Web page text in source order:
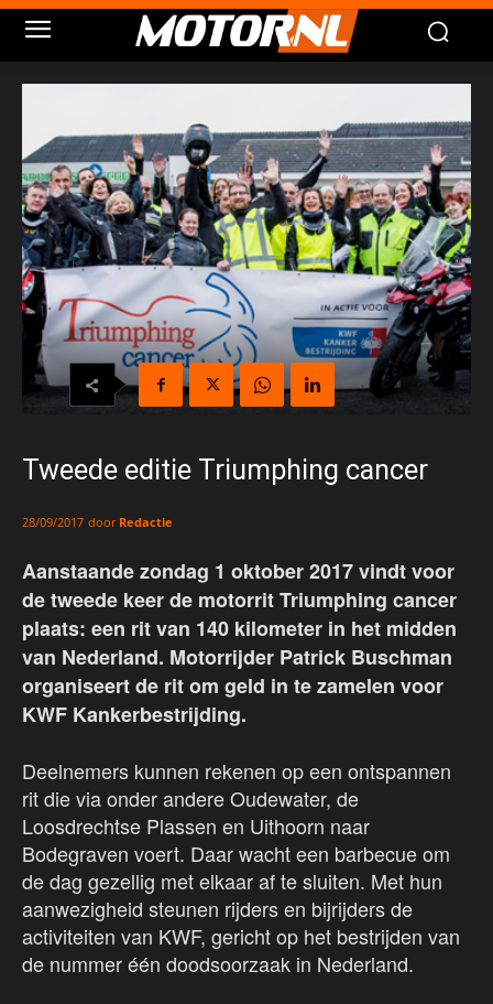
Tweede editie Triumphing cancer
28/09/2017 door Redactie
Aanstaande zondag 1 oktober 2017 vindt voor
de tweede keer de motorrit Triumphing cancer
plaats: een rit van 140 kilometer in het midden
van Nederland. Motorrijder Patrick Buschman
organiseert de rit om geld in te zamelen voor
KWF Kankerbestrijding.
Deelnemers kunnen rekenen op een ontspannen
rit die via onder andere Oudewater, de
Loosdrechtse Plassen en Uithoorn naar
Bodegraven voert. Daar wacht een barbecue om
de dag gezellig met elkaar af te sluiten. Met hun
aanwezigheid steunen rijders en bijrijders de
activiteiten van KWF, gericht op het bestrijden van
de nummer één doodsoorzaak in Nederland.